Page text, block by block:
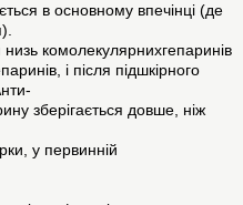
в основному впечінці (де
комолекулярнихгепаринів
і після підшкірного
зберігається довше, ніж
у первинній